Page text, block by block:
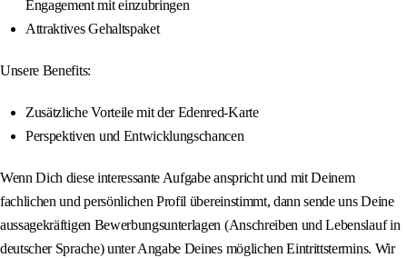
Engagement mit einzubringen
Attraktives Gehaltspaket
Unsere Benefits:
Zusätzliche Vorteile mit der Edenred-Karte
Perspektiven und Entwicklungschancen
Wenn Dich diese interessante Aufgabe anspricht und mit Deinem
fachlichen und persönlichen Profil übereinstimmt, dann sende uns Deine
aussagekräftigen Bewerbungsunterlagen (Anschreiben und Lebenslauf in
deutscher Sprache) unter Angabe Deines möglichen Eintrittstermins. Wir